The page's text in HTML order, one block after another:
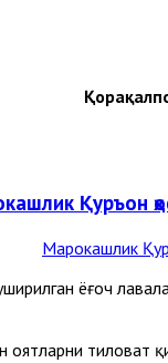
Қуръон
ёғоч
тиловат